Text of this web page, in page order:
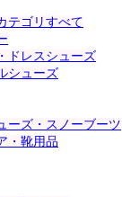
テゴリすべて
ドレスシューズ
シューズ
ーズ・スノーブーツ
・靴用品